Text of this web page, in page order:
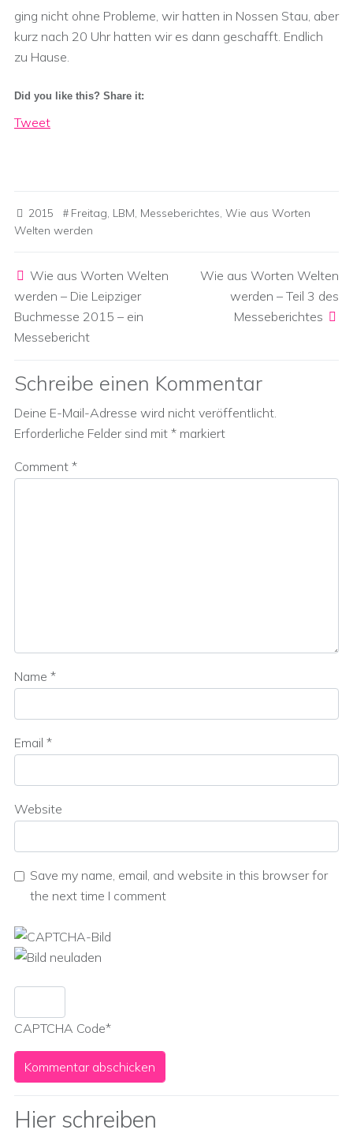
ging nicht ohne Probleme, wir hatten in Nossen Stau, aber
kurz nach 20 Uhr hatten wir es dann geschafft. Endlich
zu Hause.
Did you like this? Share it:
Tweet
2015 Freitag, LBM, Messeberichtes, Wie aus Worten
Welten werden
Wie aus Worten Welten
werden – Die Leipziger
Buchmesse 2015 – ein
Messebericht
Wie aus Worten Welten
werden – Teil 3 des
Messeberichtes
Schreibe einen Kommentar
Deine E-Mail-Adresse wird nicht veröffentlicht.
Erforderliche Felder sind mit * markiert
Comment *
Name *
Email *
Website
Save my name, email, and website in this browser for
the next time I comment
CAPTCHA Code*
Hier schreiben